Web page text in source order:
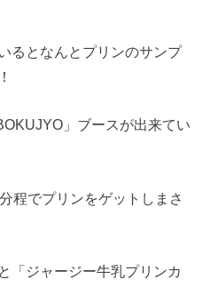
るとなんとプリンのサンプ
」ブースが出来てい
程でプリンをゲットしまさ
「ジャージー牛乳プリンカ